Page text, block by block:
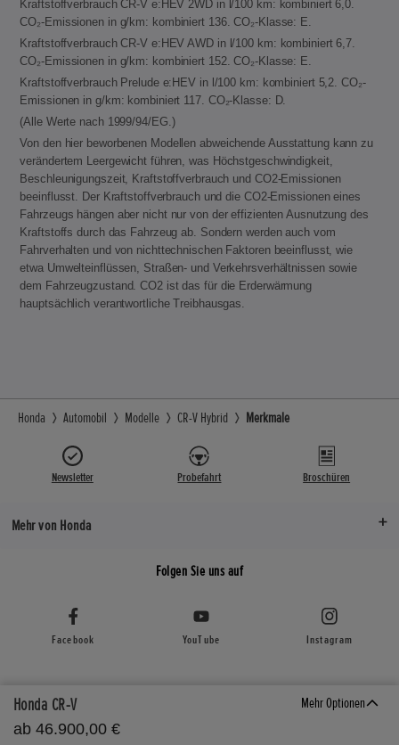
Honda CR-V
ab 46.900,00 €
Mehr Optionen
Kraftstoffverbrauch CR-V e:HEV 2WD in l/100 km: kombiniert 6,0.
CO₂-Emissionen in g/km: kombiniert 136. CO₂-Klasse: E.
Kraftstoffverbrauch CR-V e:HEV AWD in l/100 km: kombiniert 6,7.
CO₂-Emissionen in g/km: kombiniert 152. CO₂-Klasse: E.
Kraftstoffverbrauch Prelude e:HEV in l/100 km: kombiniert 5,2. CO₂-
Emissionen in g/km: kombiniert 117. CO₂-Klasse: D.
(Alle Werte nach 1999/94/EG.)
Von den hier beworbenen Modellen abweichende Ausstattung kann zu
verändertem Leergewicht führen, was Höchstgeschwindigkeit,
Beschleunigungszeit, Kraftstoffverbrauch und CO2-Emissionen
beeinflusst. Der Kraftstoffverbrauch und die CO2-Emissionen eines
Fahrzeugs hängen aber nicht nur von der effizienten Ausnutzung des
Kraftstoffs durch das Fahrzeug ab. Sondern werden auch vom
Fahrverhalten und von nichttechnischen Faktoren beeinflusst, wie
etwa Umwelteinflüssen, Straßen- und Verkehrsverhältnissen sowie
dem Fahrzeugzustand. CO2 ist das für die Erderwärmung
hauptsächlich verantwortliche Treibhausgas.
Honda Automobil Modelle CR-V Hybrid Merkmale
Newsletter Probefahrt Broschüren
Mehr von Honda
Folgen Sie uns auf
Facebook YouTube Instagram
Erklärung zur Barrierefreiheit